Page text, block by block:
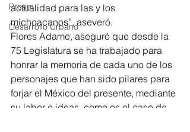
Proam
Desarrollo Urbano
actualidad para las y los
michoacanos”, aseveró.
Flores Adame, aseguró que desde la
75 Legislatura se ha trabajado para
honrar la memoria de cada uno de los
personajes que han sido pilares para
forjar el México del presente, mediante
su labor e ideas, como es el caso de